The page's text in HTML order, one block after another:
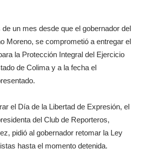
un mes desde que el gobernador del
Moreno, se comprometió a entregar el
la Protección Integral del Ejercicio
de Colima y a la fecha el
el Día de la Libertad de Expresión, el
del Club de Reporteros,
pidió al gobernador retomar la Ley
hasta el momento detenida.